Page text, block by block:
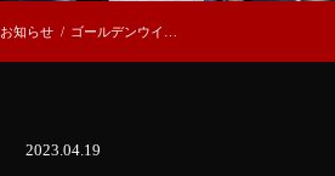
お知らせ / ゴールデンウイー
2023.04.19